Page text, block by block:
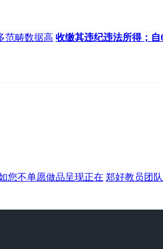
范畴数据高 收缴其违纪违法所得；自
您不单愿做品呈现正在 郑好教员团